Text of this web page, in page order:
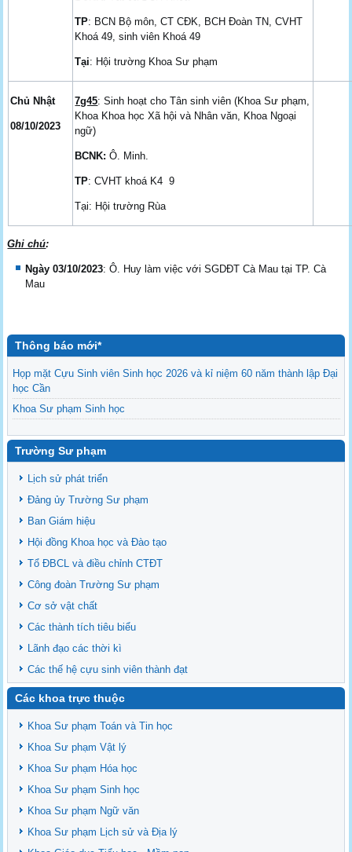
TP: BCN Bộ môn, CT CĐK, BCH Đoàn TN, CVHT
Khoá 49, sinh viên Khoá 49
Tại: Hội trường Khoa Sư phạm
Chủ Nhật
08/10/2023
7g45: Sinh hoạt cho Tân sinh viên (Khoa Sư phạm,
Khoa Khoa học Xã hội và Nhân văn, Khoa Ngoại
ngữ)
BCNK: Ô. Minh.
TP: CVHT khoá K4 9
Tại: Hội trường Rùa
Ghi chú:
Ngày 03/10/2023: Ô. Huy làm việc với SGDĐT Cà Mau tại TP. Cà
Mau
Thông báo mới*
Họp mặt Cựu Sinh viên Sinh học 2026 và kỉ niệm 60 năm thành lập Đại
học Cần
Khoa Sư phạm Sinh học
Mời họp mặt Cựu Sinh viên Bộ môn Sư phạm Sinh học 2024
Trường Sư phạm
Lịch sử phát triển
Đảng ủy Trường Sư phạm
Ban Giám hiệu
Hội đồng Khoa học và Đào tạo
Tổ ĐBCL và điều chỉnh CTĐT
Công đoàn Trường Sư phạm
Cơ sở vật chất
Các thành tích tiêu biểu
Lãnh đạo các thời kì
Các thế hệ cựu sinh viên thành đạt
Các khoa trực thuộc
Khoa Sư phạm Toán và Tin học
Khoa Sư phạm Vật lý
Khoa Sư phạm Hóa học
Khoa Sư phạm Sinh học
Khoa Sư phạm Ngữ văn
Khoa Sư phạm Lịch sử và Địa lý